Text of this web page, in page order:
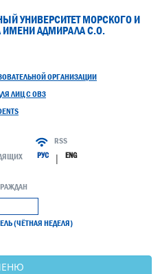
УНИВЕРСИТЕТ МОРСКОГО И
ИМЕНИ АДМИРАЛА С.О.
ОРГАНИЗАЦИИ
ЛИЦ С ОВЗ
RSS
РУС | ENG
(ЧЁТНАЯ НЕДЕЛЯ)